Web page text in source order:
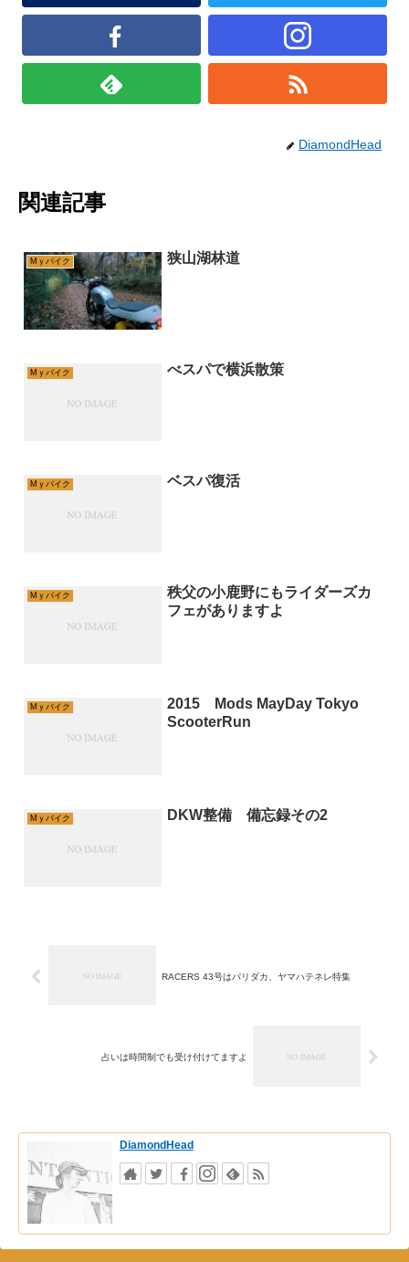
DiamondHead
関連記事
Mｙバイク 狭山湖林道
Mｙバイク べスパで横浜散策
Mｙバイク ベスパ復活
Mｙバイク
秩父の小鹿野にもライダーズカ
フェがありますよ
Mｙバイク
2015 Mods MayDay Tokyo
ScooterRun
Mｙバイク DKW整備 備忘録その2
RACERS 43号はパリダカ、ヤマハテネレ特集
占いは時間制でも受け付けてますよ
DiamondHead